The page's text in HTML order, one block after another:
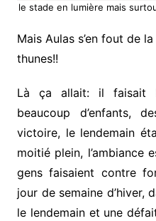
le stade en lumière mais
Mais Aulas s’en fout de
thunes!!
Là ça allait: il faisait
beaucoup d’enfants,
victoire, le lendemain
moitié plein, l’ambiance
gens faisaient contre
jour de semaine d’hiver,
le lendemain et une